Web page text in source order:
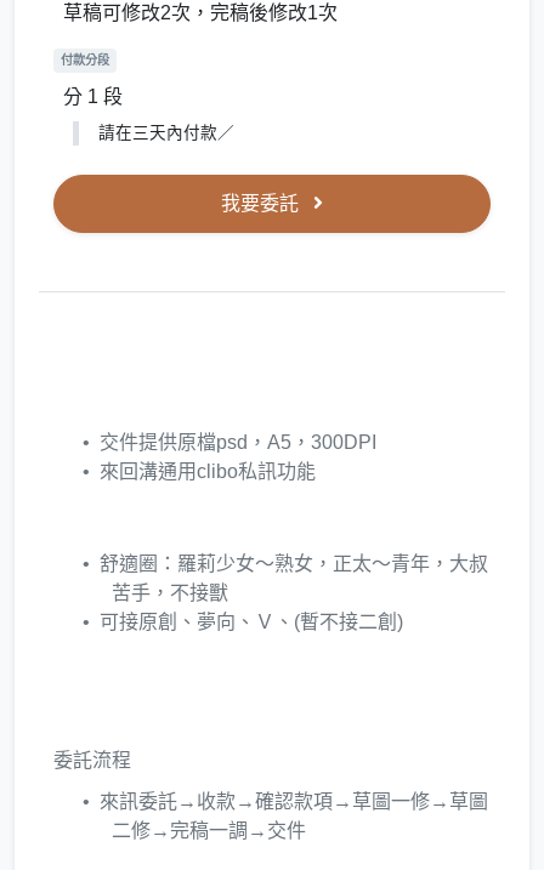
草稿可修改2次，完稿後修改1次
付款分段
分 1 段
請在三天內付款／
我要委託
交件提供原檔psd，A5，300DPI
來回溝通用clibo私訊功能
舒適圈：羅莉少女～熟女，正太～青年，大叔
苦手，不接獸
可接原創、夢向、Ｖ、(暫不接二創)
委託流程
來訊委託→收款→確認款項→草圖一修→草圖
二修→完稿一調→交件